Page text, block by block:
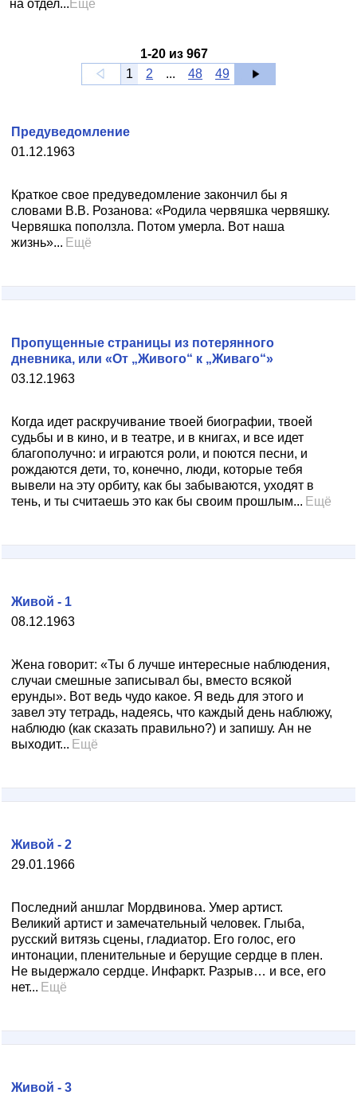
на отдел... Ещё
1-20 из967
1
2 ... 48 49
01.12.1963
Предуведомление
Краткое свое предуведомление закончил бы я
словами В.В. Розанова: «Родила червяшка червяшку.
Червяшка поползла. Потом умерла. Вот наша
жизнь»... Ещё
03.12.1963
Пропущенные страницы из потерянного
дневника, или «От „Живого“ к „Живаго“»
Когда идет раскручивание твоей биографии, твоей
судьбы и в кино, и в театре, и в книгах, и все идет
благополучно: и играются роли, и поются песни, и
рождаются дети, то, конечно, люди, которые тебя
вывели на эту орбиту, как бы забываются, уходят в
тень, и ты считаешь это как бы своим прошлым... Ещё
08.12.1963
Живой - 1
Жена говорит: «Ты б лучше интересные наблюдения,
случаи смешные записывал бы, вместо всякой
ерунды». Вот ведь чудо какое. Я ведь для этого и
завел эту тетрадь, надеясь, что каждый день наблюжу,
наблюдю (как сказать правильно?) и запишу. Ан не
выходит... Ещё
29.01.1966
Живой - 2
Последний аншлаг Мордвинова. Умер артист.
Великий артист и замечательный человек. Глыба,
русский витязь сцены, гладиатор. Его голос, его
интонации, пленительные и берущие сердце в плен.
Не выдержало сердце. Инфаркт. Разрыв… и все, его
нет... Ещё
Живой - 3